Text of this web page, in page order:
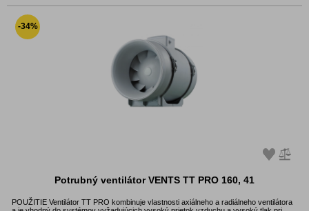
-34%
Potrubný ventilátor VENTS TT PRO 160, 41
POUŽITIE Ventilátor TT PRO kombinuje vlastnosti axiálneho a radiálneho ventilátora